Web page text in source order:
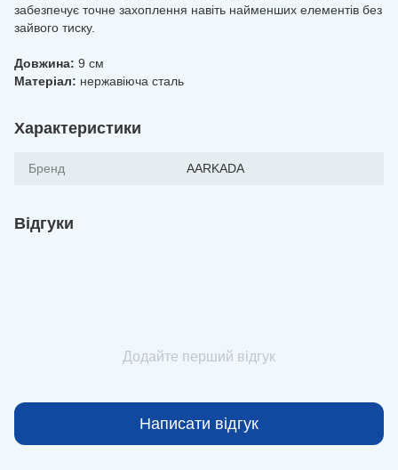
забезпечує точне захоплення навіть найменших елементів без
зайвого тиску.
Довжина: 9 см
Матеріал: нержавіюча сталь
Характеристики
Бренд AARKADA
Відгуки
Додайте перший відгук
Написати відгук